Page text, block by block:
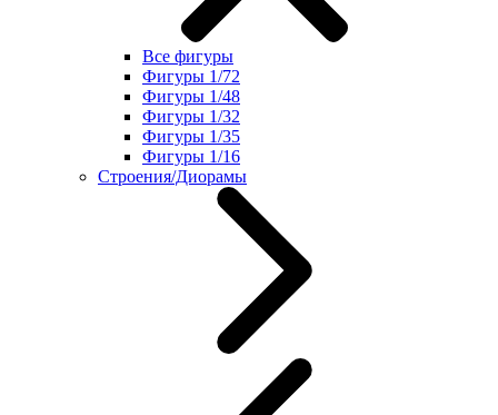
Все фигуры
Фигуры 1/72
Фигуры 1/48
Фигуры 1/32
Фигуры 1/35
Фигуры 1/16
Строения/Диорамы